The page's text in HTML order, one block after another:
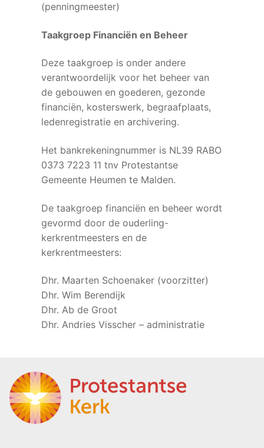
(penningmeester)
Taakgroep Financiën en Beheer
Deze taakgroep is onder andere
verantwoordelijk voor het beheer van
de gebouwen en goederen, gezonde
financiën, kosterswerk, begraafplaats,
ledenregistratie en archivering.
Het bankrekeningnummer is NL39 RABO
0373 7223 11 tnv Protestantse
Gemeente Heumen te Malden.
De taakgroep financiën en beheer wordt
gevormd door de ouderling-
kerkrentmeesters en de
kerkrentmeesters:
Dhr. Maarten Schoenaker (voorzitter)
Dhr. Wim Berendijk
Dhr. Ab de Groot
Dhr. Andries Visscher – administratie